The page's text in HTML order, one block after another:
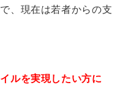
、現在は若者からの支
ルを実現したい方に